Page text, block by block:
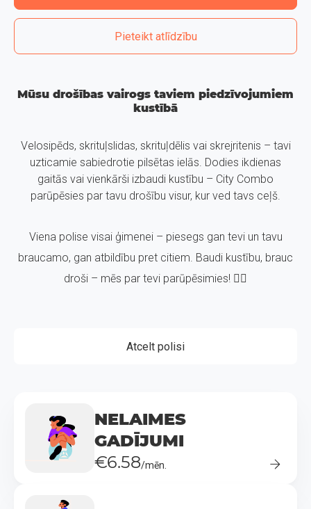
Pieteikt atlīdzību
Mūsu drošības vairogs taviem piedzīvojumiem
kustībā
Velosipēds, skrituļslidas, skrituļdēlis vai skrejritenis – tavi
uzticamie sabiedrotie pilsētas ielās. Dodies ikdienas
gaitās vai vienkārši izbaudi kustību – City Combo
parūpēsies par tavu drošību visur, kur ved tavs ceļš.
Viena polise visai ģimenei – piesegs gan tevi un tavu
braucamo, gan atbildību pret citiem. Baudi kustību, brauc
droši – mēs par tevi parūpēsimies! 🚴‍♀️
Atcelt polisi
NELAIMES
GADĪJUMI
€6.58/mēn.